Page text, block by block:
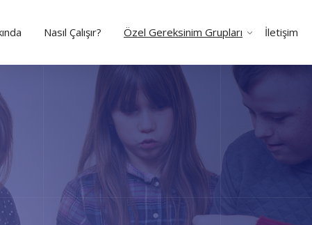
Nasıl Çalışır? Özel Gereksinim Grupları İletişim